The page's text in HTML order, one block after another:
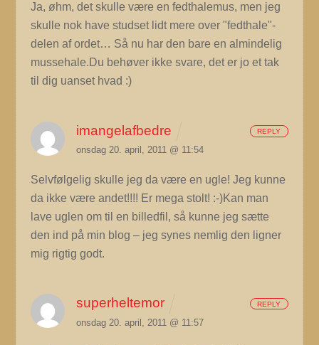
Ja, øhm, det skulle være en fedthalemus, men jeg
skulle nok have studset lidt mere over "fedthale"-
delen af ordet… Så nu har den bare en almindelig
mussehale.Du behøver ikke svare, det er jo et tak
til dig uanset hvad :)
imangelafbedre
onsdag 20. april, 2011 @ 11:54
Selvfølgelig skulle jeg da være en ugle! Jeg kunne
da ikke være andet!!!! Er mega stolt! :-)Kan man
lave uglen om til en billedfil, så kunne jeg sætte
den ind på min blog – jeg synes nemlig den ligner
mig rigtig godt.
REPLY
superheltemor
onsdag 20. april, 2011 @ 11:57
REPLY